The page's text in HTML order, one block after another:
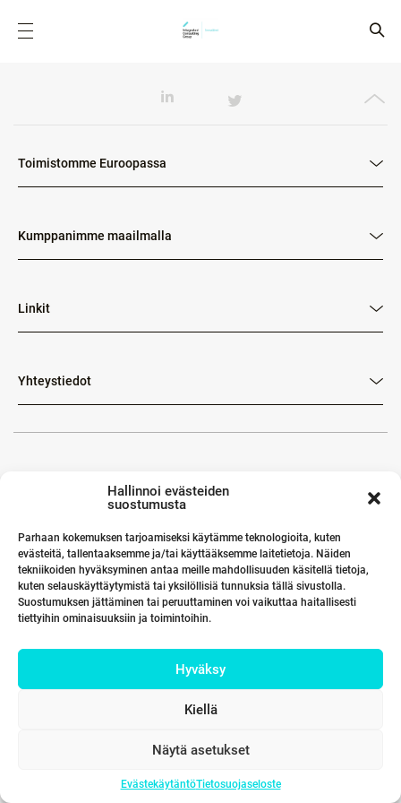
Hallinnoi evästeiden
suostumusta
Parhaan kokemuksen tarjoamiseksi käytämme teknologioita, kuten
evästeitä, tallentaaksemme ja/tai käyttääksemme laitetietoja. Näiden
tekniikoiden hyväksyminen antaa meille mahdollisuuden käsitellä tietoja,
kuten selauskäyttäytymistä tai yksilöllisiä tunnuksia tällä sivustolla.
Suostumuksen jättäminen tai peruuttaminen voi vaikuttaa haitallisesti
tiettyihin ominaisuuksiin ja toimintoihin.
Hyväksy
Kiellä
Näytä asetukset
EvästekäytäntöTietosuojaseloste
Toimistomme Euroopassa
Kumppanimme maailmalla
Linkit
Yhteystiedot